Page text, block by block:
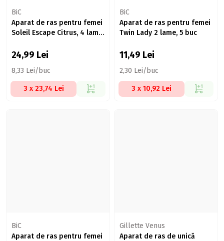
BiC
Aparat de ras pentru femei
Soleil Escape Citrus, 4 lame,
24,99 Lei
8,33 Lei/buc
3 x 23,74 Lei
BiC
Aparat de ras pentru femei
Twin Lady 2 lame, 5 buc
11,49 Lei
2,30 Lei/buc
3 x 10,92 Lei
BiC
Aparat de ras pentru femei
Gillette Venus
Aparat de ras de unică